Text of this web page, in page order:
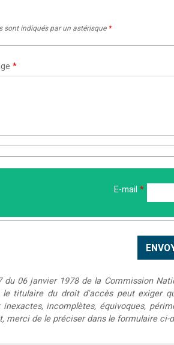
sont indiqués par un astérisque *
*
E-mail *
du 06 janvier 1978 de la Commission
titulaire du droit d'accès peut exiger
incomplètes, équivoques,
merci de le préciser dans le formulaire ci-